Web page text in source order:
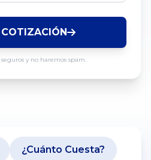
COTIZACIÓN
seguros y no haremos spam.
¿Cuánto Cuesta?